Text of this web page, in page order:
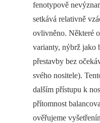
fenotypově
setkává relativně
ovlivněno. Některé
varianty, nýbrž jako
přestavby bez
svého nositele).
dalším přístupu k
přítomnost
ověřujeme